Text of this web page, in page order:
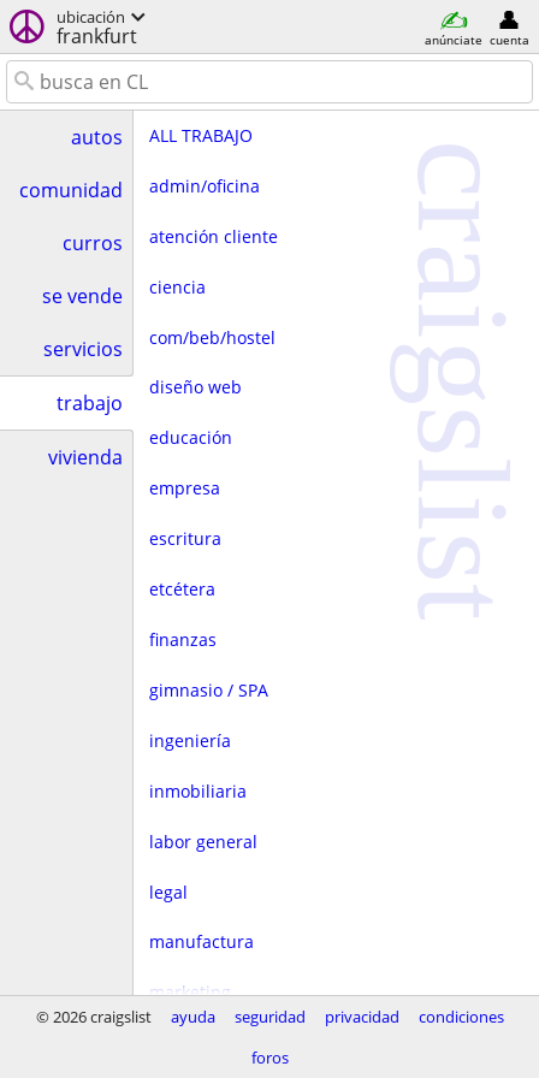
ubicación
frankfurt anúnciate cuenta
autos
comunidad
curros
se vende
servicios
trabajo
vivienda
ALL TRABAJO
admin/oficina
atención cliente
ciencia
com/beb/hostel
diseño web
educación
empresa
escritura
etcétera
finanzas
gimnasio / SPA
ingeniería
inmobiliaria
labor general
legal
manufactura
marketing
craigslist
© 2026 craigslist ayuda seguridad privacidad
condiciones
foros